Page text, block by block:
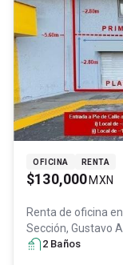
OFICINA RENTA
$130,000 MXN
Renta de oficina en
Sección, Gustavo
ID:30080101
2 Baños